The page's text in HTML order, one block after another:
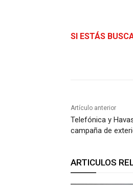
SI ESTÁS
Artículo anterior
Telefónica y
campaña de
ARTICULOS